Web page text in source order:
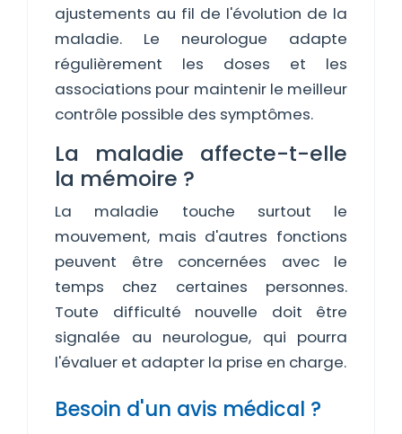
ajustements au fil de l'évolution de la
maladie. Le neurologue adapte
régulièrement les doses et les
associations pour maintenir le meilleur
contrôle possible des symptômes.
La maladie affecte-t-elle
la mémoire ?
La maladie touche surtout le
mouvement, mais d'autres fonctions
peuvent être concernées avec le
temps chez certaines personnes.
Toute difficulté nouvelle doit être
signalée au neurologue, qui pourra
l'évaluer et adapter la prise en charge.
Besoin d'un avis médical ?